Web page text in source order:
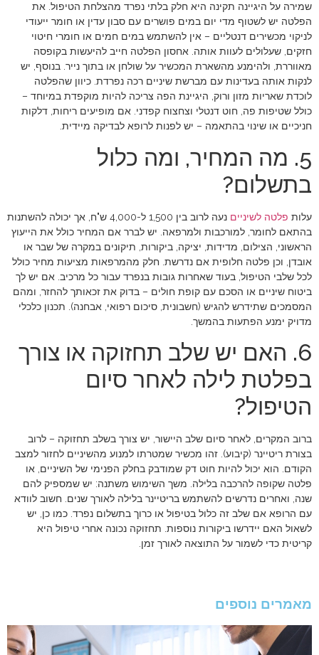
מאמרים נוספים
שמירה על היגיינה תקינה היא חלק בלתי נפרד מהצלחת הטיפול. את
הפלטה יש לשטוף מדי יום במים פושרים עם סבון עדין או חומר ייעודי
לניקוי מכשירים דנטליים – אין להשתמש במים חמים או חומרי חיטוי
חזקים, שעלולים לעוות אותה. אחסון הפלטה חייב להיעשות בקופסה
מאווררת, ולהימנע מהשארת המכשיר על שולחן או בתוך נייר. בנוסף, יש
לנקות אותה בעדינות עם מברשת שיניים רכה נפרדת. כיוון שהפלטה
לוכדת שאריות מזון ורוק, היגיינת הפה צריכה להיות מוקפדת במיוחד –
כולל שטיפות פה, חוט דנטלי וצחצוח קפדני. אם מופיעים ריחות, דלקות
חניכיים או שינוי בהתאמה – יש לפנות לרופא לבדיקה מיידית.
5. מה המחיר, ומה כלול
בתשלום?
עלות פלטה לשיניים
נעה לרוב בין 1,500 ל-4,000 ש"ח, אך יכולה להשתנות
בהתאם לחומר, למורכבות ולמרפאה. יש לברר אם המחיר כולל את הייעוץ
הראשוני, הצילום, מדידות, יציקה, ביקורות, תיקונים במקרה של שבר או
אובדן, וכן פלטה חלופית אם נדרשת. חלק מהמרפאות מציעות מחיר כולל
לכל שלבי הטיפול, בעוד שאחרות גובות בנפרד עבור כל מרכיב. אם יש לך
ביטוח שיניים או הסכם עם קופת חולים – בדוק את זכאותך להחזר, ומהם
המסמכים שתידרש להגיש (חשבונית, סיכום רפואי, אבחנה). תכנון כלכלי
מדויק ימנע הפתעות בהמשך.
6. האם יש שלב תחזוקה או צורך
בפלטת לילה לאחר סיום
הטיפול?
ברוב המקרים, לאחר סיום שלב היישור, יש צורך בשלב תחזוקה – לרוב
בצורת ריטיינר (קיבוע). זהו מכשיר שמטרתו למנוע מהשיניים לחזור למצב
הקודם. הוא יכול להיות חוט דק שמודבק בחלק הפנימי של השיניים, או
פלטה שקופה להרכבה בלילה. משך השימוש משתנה: יש שמספיק להם
שנה, ואחרים נדרשים להשתמש בריטיינר בלילה לאורך שנים. חשוב לוודא
עם הרופא אם שלב זה כלול בטיפול או כרוך בתשלום נפרד. כמו כן, יש
לשאול האם יידרשו ביקורות נוספות. תחזוקה נכונה אחרי טיפול היא
קריטית כדי לשמור על התוצאה לאורך זמן.